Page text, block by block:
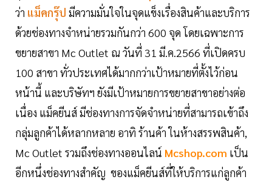
ว่า แม็คกรุ๊ป มีความมั่นใจในจุดแข็งเรื่องสินค้าและบริการ
ด้วยช่องทางจำหน่ายรวมกันกว่า 600 จุด โดยเฉพาะการ
ขยายสาขา Mc Outlet ณ วันที่ 31 มี.ค.2566 ที่เปิดครบ
100 สาขา ทั่วประเทศได้มากกว่าเป้าหมายที่ตั้งไว้ก่อน
หน้านี้ และบริษัทฯ ยังมีเป้าหมายการขยายสาขาอย่างต่อ
เนื่อง แม็คยีนส์ มีช่องทางการจัดจำหน่ายที่สามารถเข้าถึง
กลุ่มลูกค้าได้หลากหลาย อาทิ ร้านค้า ในห้างสรรพสินค้า,
Mc Outlet รวมถึงช่องทางออนไลน์ Mcshop.com เป็น
อีกหนึ่งช่องทางสำคัญ ของแม็คยีนส์ที่ให้บริการแก่ลูกค้า